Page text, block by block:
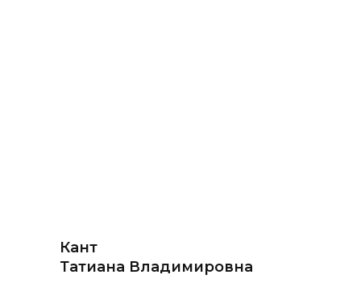
Кант
Татиана Владимировна